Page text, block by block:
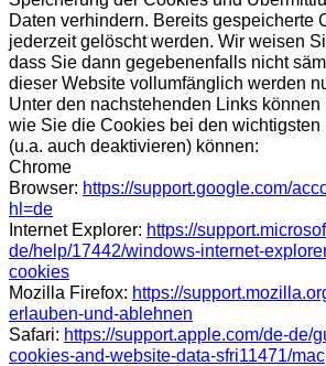
Daten verhindern. Bereits gespeicherte
jederzeit gelöscht werden. Wir weisen
dass Sie dann gegebenenfalls nicht
dieser Website vollumfänglich werden
Unter den nachstehenden Links
wie Sie die Cookies bei den wichtigsten
(u.a. auch deaktivieren) können:
Chrome
Browser: https://support.google.com/
hl=de
Internet Explorer: https://
de/help/17442/windows-internet-
cookies
Mozilla Firefox: https://
erlauben-und-ablehnen
Safari: https://support.apple.com/de-de/
cookies-and-website-data-sfri11471/mac